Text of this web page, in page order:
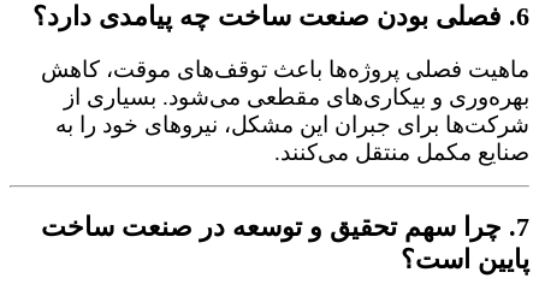
6. فصلی بودن صنعت ساخت چه پیامدی دارد؟
ماهیت فصلی پروژه‌ها باعث توقف‌های موقت، کاهش
بهره‌وری و بیکاری‌های مقطعی می‌شود. بسیاری از
شرکت‌ها برای جبران این مشکل، نیروهای خود را به
صنایع مکمل منتقل می‌کنند.
7. چرا سهم تحقیق و توسعه در صنعت ساخت
پایین است؟